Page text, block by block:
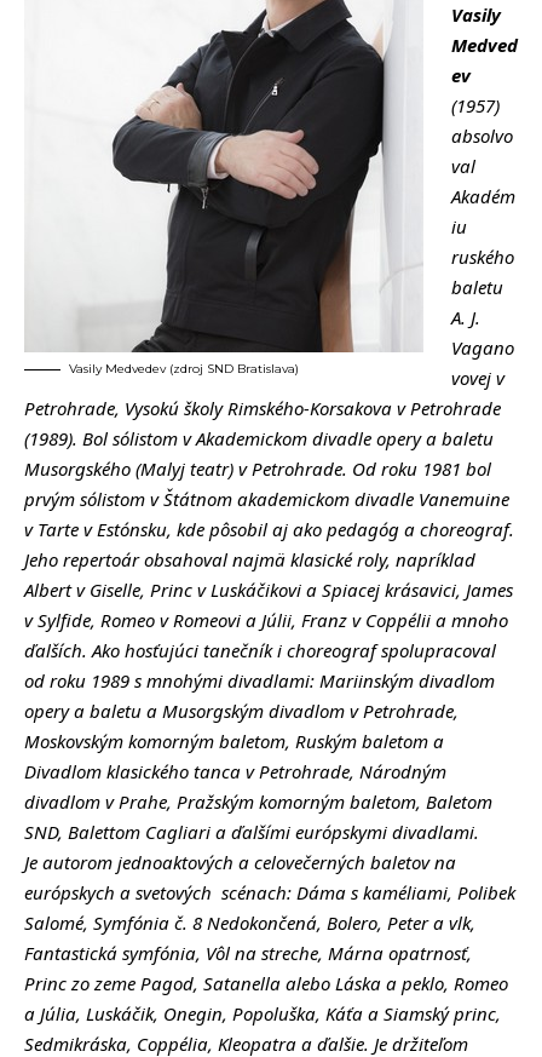
Vasily Medvedev (zdroj SND Bratislava)
Vasily
Medved
ev
(1957)
absolvo
val
Akadém
iu
ruského
baletu
A. J.
Vagano
vovej v
Petrohrade, Vysokú školy Rimského-Korsakova v Petrohrade
(1989). Bol sólistom v Akademickom divadle opery a baletu
Musorgského (Malyj teatr) v Petrohrade. Od roku 1981 bol
prvým sólistom v Štátnom akademickom divadle Vanemuine
v Tarte v Estónsku, kde pôsobil aj ako pedagóg a choreograf.
Jeho repertoár obsahoval najmä klasické roly, napríklad
Albert v Giselle, Princ v Luskáčikovi a Spiacej krásavici, James
v Sylfide, Romeo v Romeovi a Júlii, Franz v Coppélii a mnoho
ďalších. Ako hosťujúci tanečník i choreograf spolupracoval
od roku 1989 s mnohými divadlami: Mariinským divadlom
opery a baletu a Musorgským divadlom v Petrohrade,
Moskovským komorným baletom, Ruským baletom a
Divadlom klasického tanca v Petrohrade, Národným
divadlom v Prahe, Pražským komorným baletom, Baletom
SND, Balettom Cagliari a ďalšími európskymi divadlami.
Je autorom jednoaktových a celovečerných baletov na
európskych a svetových scénach: Dáma s kaméliami, Polibek
Salomé, Symfónia č. 8 Nedokončená, Bolero, Peter a vlk,
Fantastická symfónia, Vôl na streche, Márna opatrnosť,
Princ zo zeme Pagod, Satanella alebo Láska a peklo, Romeo
a Júlia, Luskáčik, Onegin, Popoluška, Káťa a Siamský princ,
Sedmikráska, Coppélia, Kleopatra a ďalšie. Je držiteľom